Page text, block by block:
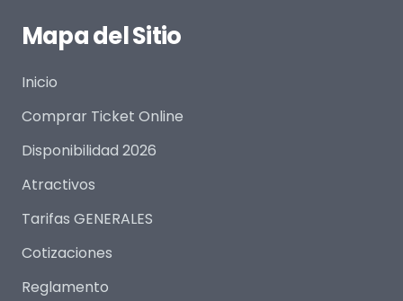
Mapa del Sitio
Inicio
Comprar Ticket Online
Disponibilidad 2026
Atractivos
Tarifas GENERALES
Cotizaciones
Reglamento